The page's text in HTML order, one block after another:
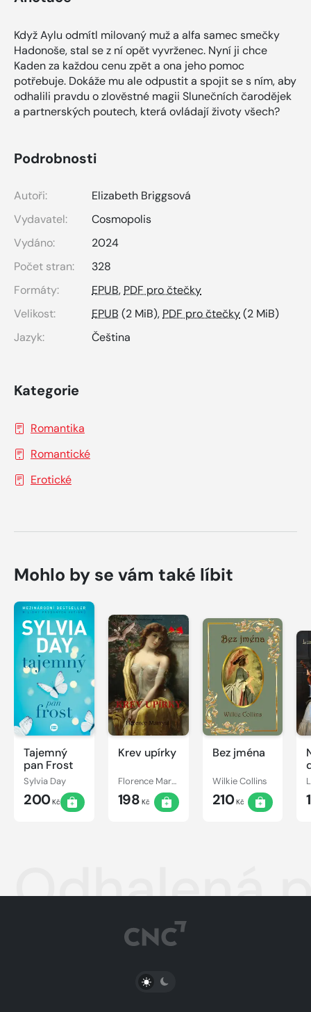
Když Aylu odmítl milovaný muž a alfa samec smečky
Hadonoše, stal se z ní opět vyvrženec. Nyní ji chce
Kaden za každou cenu zpět a ona jeho pomoc
potřebuje. Dokáže mu ale odpustit a spojit se s ním, aby
odhalili pravdu o zlověstné magii Slunečních čarodějek
a partnerských poutech, která ovládají životy všech?
Podrobnosti
Autoři:
Elizabeth Briggsová
Vydavatel:
Cosmopolis
Vydáno:
2024
Počet stran:
328
Formáty:
EPUB, PDF pro čtečky
Velikost:
EPUB (2 MiB), PDF pro čtečky(2 MiB)
Jazyk:
Čeština
Kategorie
Romantika
Romantické
Erotické
Mohlo by se vám také líbit
Tajemný
pan Frost
Sylvia Day
200Kč
Krev upírky
Florence Marryat
198 Kč
Bez jména
Wilkie Collins
210Kč
Odhalená
PŘEPNOUT SVĚTLÝ/TMAVÝ REŽIM